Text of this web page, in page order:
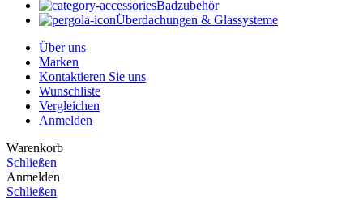
Badzubehör
Überdachungen & Glassysteme
Über uns
Marken
Kontaktieren Sie uns
Wunschliste
Vergleichen
Anmelden
Warenkorb
Schließen
Anmelden
Schließen